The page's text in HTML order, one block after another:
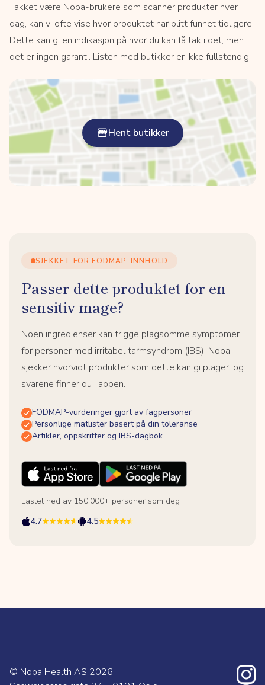
Takket være Noba-brukere som scanner produkter hver
dag, kan vi ofte vise hvor produktet har blitt funnet tidligere.
Dette kan gi en indikasjon på hvor du kan få tak i det, men
det er ingen garanti. Listen med butikker er ikke fullstendig.
Hent butikker
SJEKKET FOR FODMAP-INNHOLD
Passer dette produktet for en
sensitiv mage?
Noen ingredienser kan trigge plagsomme symptomer
for personer med irritabel tarmsyndrom (IBS). Noba
sjekker hvorvidt produkter som dette kan gi plager, og
svarene finner du i appen.
FODMAP-vurderinger gjort av fagpersoner
Personlige matlister basert på din toleranse
Artikler, oppskrifter og IBS-dagbok
Lastet ned av 150,000+ personer som deg
4.7
4.5
© Noba Health AS 2026